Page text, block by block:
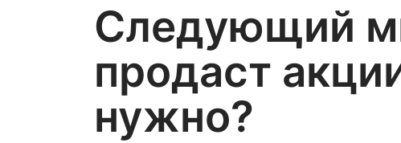
Следующий
продаст
нужно?